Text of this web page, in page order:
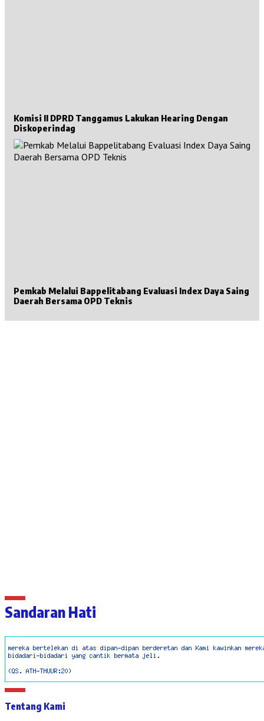
Komisi II DPRD Tanggamus Lakukan Hearing Dengan
Diskoperindag
Pemkab Melalui Bappelitabang Evaluasi Index Daya Saing
Daerah Bersama OPD Teknis
Sandaran Hati
Tentang Kami